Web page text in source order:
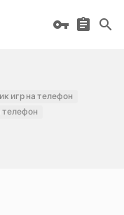
игр на телефон
телефон